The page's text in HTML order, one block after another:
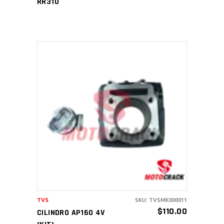
AÑADIR AL CARRITO
CILINDRO AP160 4V
$110.00
TVS SKU: TVSMK000011